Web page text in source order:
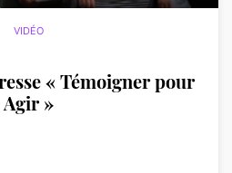
VIDÉO
« Témoigner pour
Agir »